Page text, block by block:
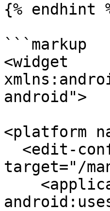
{% endhint
```markup
<widget
android">
<platform
target="/